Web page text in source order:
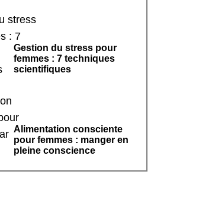
Gestion du stress pour
femmes : 7 techniques
scientifiques
Alimentation consciente
pour femmes : manger en
pleine conscience